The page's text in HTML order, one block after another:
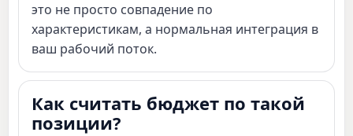
это не просто совпадение по
характеристикам, а нормальная интеграция в
ваш рабочий поток.
Как считать бюджет по такой
позиции?